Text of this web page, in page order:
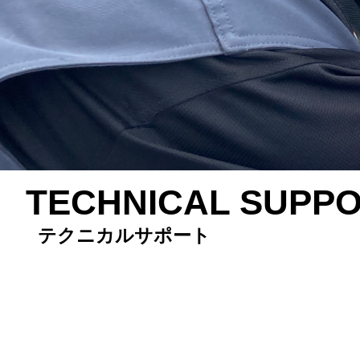
TECHNICAL
テクニカルサポート